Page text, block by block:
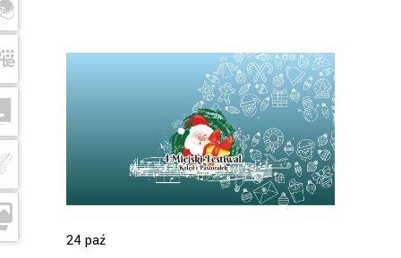
24 paź